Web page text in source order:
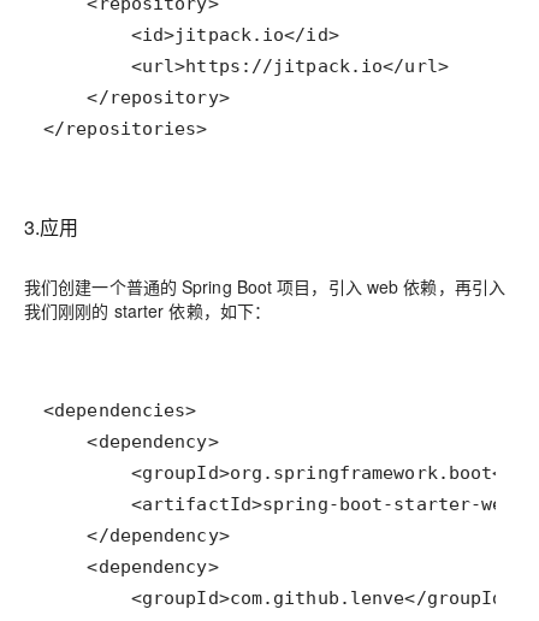
        <id>jitpack.io</id>
        <url>https://jitpack.io</url>
    </repository>
</repositories>
3.应用
我们创建一个普通的 Spring Boot 项目，引入 web 依赖，再引入
我们刚刚的 starter 依赖，如下：
    <dependency>
    </dependency>
    <dependency>